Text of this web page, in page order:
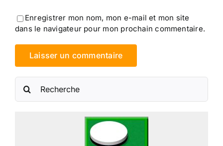
Enregistrer mon nom, mon e-mail et mon site
dans le navigateur pour mon prochain commentaire.